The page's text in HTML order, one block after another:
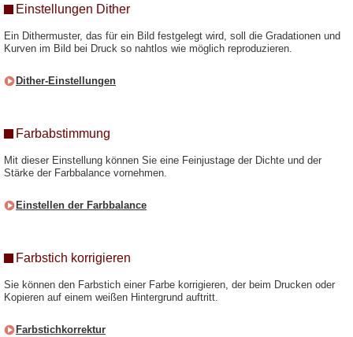
Einstellungen Dither
Ein Dithermuster, das für ein Bild festgelegt wird, soll die Gradationen und
Kurven im Bild bei Druck so nahtlos wie möglich reproduzieren.
Dither-Einstellungen
Farbabstimmung
Mit dieser Einstellung können Sie eine Feinjustage der Dichte und der
Stärke der Farbbalance vornehmen.
Einstellen der Farbbalance
Farbstich korrigieren
Sie können den Farbstich einer Farbe korrigieren, der beim Drucken oder
Kopieren auf einem weißen Hintergrund auftritt.
Farbstichkorrektur